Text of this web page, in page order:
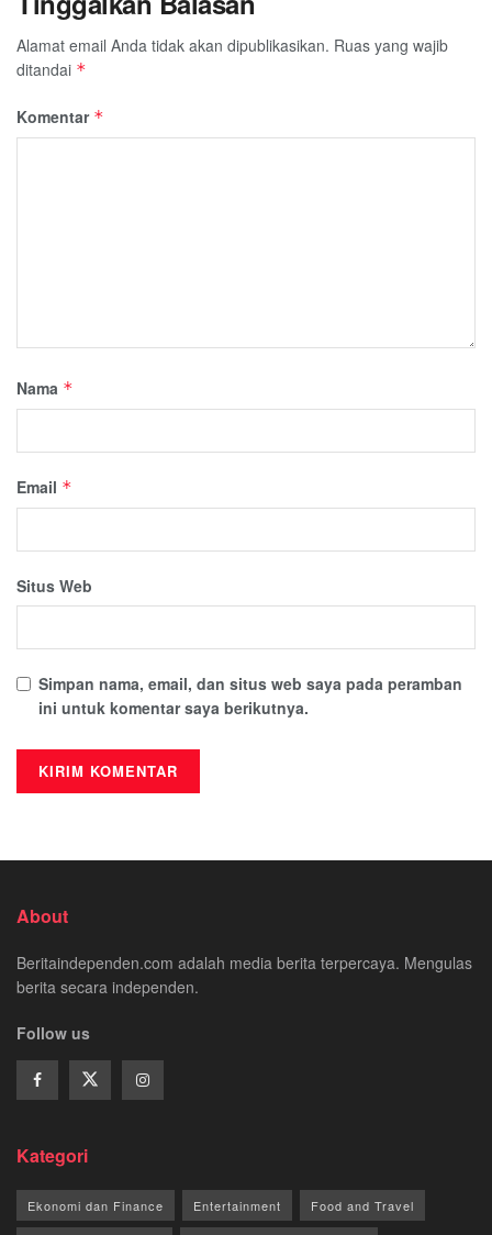
Alamat email Anda tidak akan dipublikasikan. Ruas yang wajib
ditandai *
Komentar *
Nama *
Email *
Situs Web
Simpan nama, email, dan situs web saya pada peramban
ini untuk komentar saya berikutnya.
About
Beritaindependen.com adalah media berita terpercaya. Mengulas
berita secara independen.
Follow us
Kategori
Ekonomi dan Finance Entertainment Food and Travel